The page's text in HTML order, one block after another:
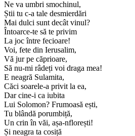
Ne va umbri smochinul,
Știi tu c-a tale desmierdări
Mai dulci sunt decât vinul?
Întoarce-te să te privim
La joc între fecioare!
Voi, fete din Ierusalim,
Vă jur pe căprioare,
Să nu-mi râdeți voi draga mea!
E neagră Sulamita,
Căci soarele-a privit la ea,
Dar cine-i ca iubita
Lui Solomon? Frumoasă ești,
Tu blândă porumbiță,
Un crin în văi, așa-nflorești!
Și neagra ta cosiță